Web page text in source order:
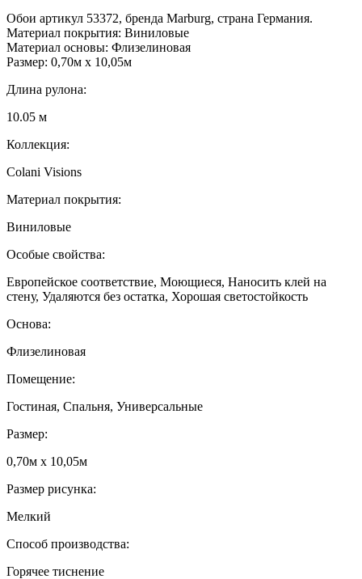
Обои артикул 53372, бренда Marburg, страна Германия.
Материал покрытия: Виниловые
Материал основы: Флизелиновая
Размер: 0,70м x 10,05м
Длина рулона:
10.05 м
Коллекция:
Colani Visions
Материал покрытия:
Виниловые
Особые свойства:
Европейское соответствие, Моющиеся, Наносить клей на
стену, Удаляются без остатка, Хорошая светостойкость
Основа:
Флизелиновая
Помещение:
Гостиная, Спальня, Универсальные
Размер:
0,70м x 10,05м
Размер рисунка:
Мелкий
Способ производства:
Горячее тиснение